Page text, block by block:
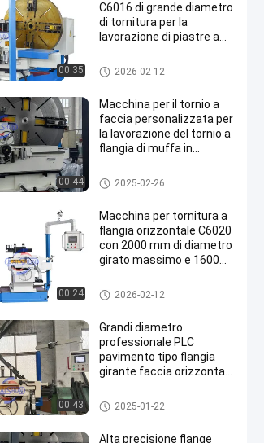
00:35
C6016 di grande diametro
di tornitura per la
lavorazione di piastre a
Macchina di tornitura a faccia
2026-02-12
00:44
Macchina per il tornio a
faccia personalizzata per
la lavorazione del tornio a
flangia di muffa in
Macchina di tornitura a faccia
2025-02-26
00:24
Macchina per tornitura a
flangia orizzontale C6020
con 2000 mm di diametro
girato massimo e 1600
scarico per la lavorazione
a medio carico
Macchina di tornitura a faccia
2026-02-12
00:43
Grandi diametro
professionale PLC
pavimento tipo flangia
girante faccia orizzontale
Macchina di tornitura a faccia
2025-01-22
Alta precisione flange